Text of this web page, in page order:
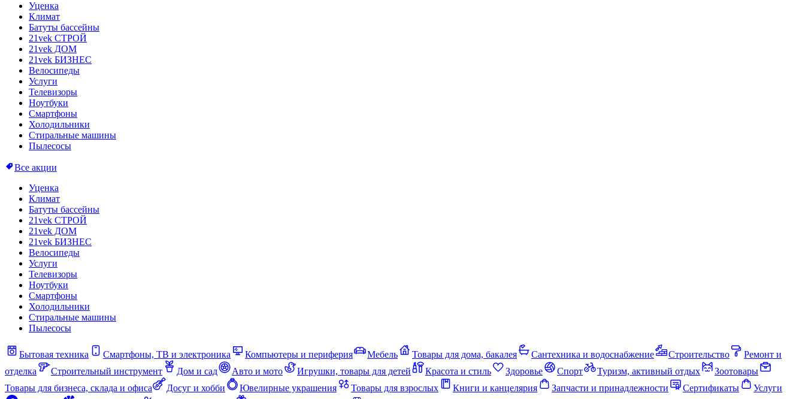
Уценка
Климат
Батуты бассейны
21vek СТРОЙ
21vek ДОМ
21vek БИЗНЕС
Велосипеды
Услуги
Телевизоры
Ноутбуки
Смартфоны
Холодильники
Стиральные машины
Пылесосы
Все акции
Уценка
Климат
Батуты бассейны
21vek СТРОЙ
21vek ДОМ
21vek БИЗНЕС
Велосипеды
Услуги
Телевизоры
Ноутбуки
Смартфоны
Холодильники
Стиральные машины
Пылесосы
Бытовая техника Смартфоны, ТВ и электроника Компьютеры и периферия Мебель Товары для дома, бакалея Сантехника и водоснабжение Строительство
Ремонт и
отделка
Строительный инструмент Дом и сад Авто и мото Игрушки, товары для детей Красота и стиль Здоровье Спорт Туризм, активный отдых
Зоотовары
Товары для бизнеса, склада и офиса
Досуг и хобби Ювелирные украшения Товары для взрослых Книги и канцелярия Запчасти и принадлежности Сертификаты
Услуги